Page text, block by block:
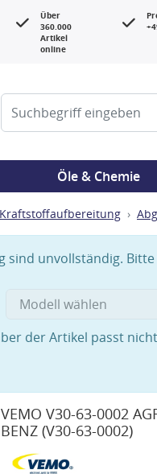
Über
360.000
Artikel
online
Öle & Chemie
Kraftstoffaufbereitung
sind unvollständig.
der Artikel passt
VEMO V30-63-0002
BENZ (V30-63-0002)